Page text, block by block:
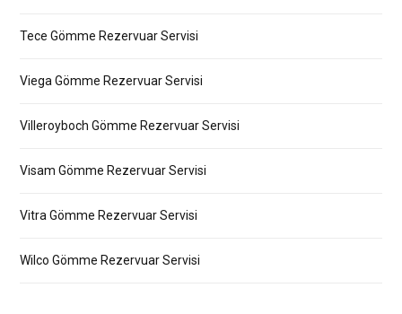
Tece Gömme Rezervuar Servisi
Viega Gömme Rezervuar Servisi
Villeroyboch Gömme Rezervuar Servisi
Visam Gömme Rezervuar Servisi
Vitra Gömme Rezervuar Servisi
Wilco Gömme Rezervuar Servisi